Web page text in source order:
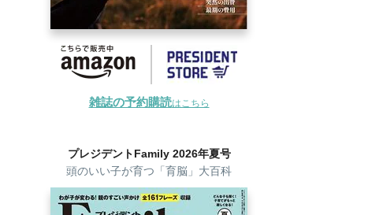
雑誌の予約購読はこちら
プレジデントFamily 2026年夏号
頭のいい子が育つ「育脳」大百科